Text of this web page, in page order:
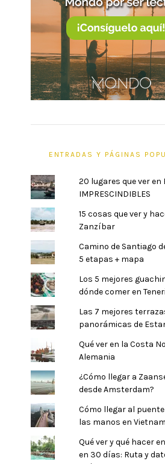
ENTRADAS Y PÁGINAS
20 lugares que ver en
IMPRESCINDIBLES
15 cosas que ver y
Zanzíbar
Camino de Santiago
5 etapas + mapa
Los 5 mejores
dónde comer en
Las 7 mejores
panorámicas de
Qué ver en la Costa
Alemania
¿Cómo llegar a
desde Amsterdam?
Cómo llegar al
las manos en Vietnam
Qué ver y qué hacer
en 30 días: Ruta y